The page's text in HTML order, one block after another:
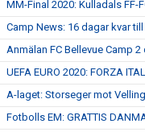
MM-Final 2020: Kulladals FF-
Camp News: 16 dagar kvar
Anmälan FC Bellevue Camp
UEFA EURO 2020: FORZA
A-laget: Storseger mot
Fotbolls EM: GRATTIS